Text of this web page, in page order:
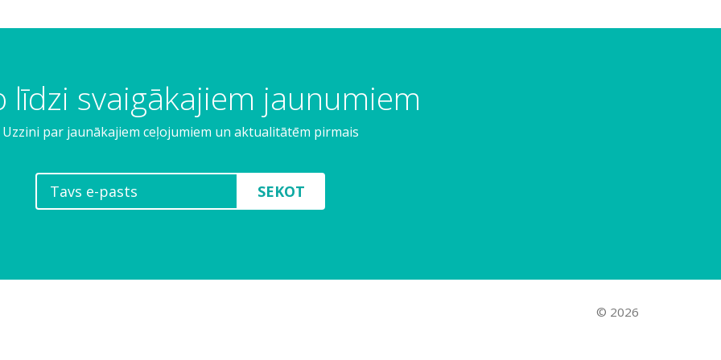
līdzi svaigākajiem jaunumiem
Uzzini par jaunākajiem ceļojumiem un aktualitātēm pirmais
SEKOT
© 2026